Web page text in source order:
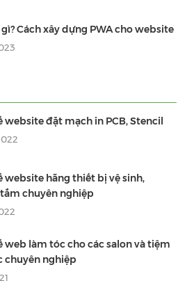
gì? Cách xây dựng PWA cho website
website đặt mạch in PCB, Stencil
website hãng thiết bị vệ sinh,
chuyên nghiệp
web làm tóc cho các salon và tiệm
chuyên nghiệp